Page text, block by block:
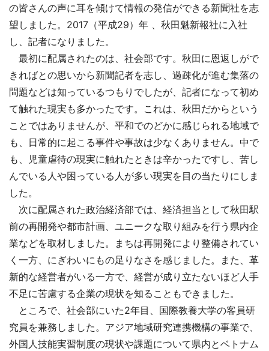
の皆さんの声に耳を傾けて情報の発信ができる新聞社を志
望しました。2017（平成29）年 、秋田魁新報社に入社
し、記者になりました。
最初に配属されたのは、社会部です。秋田に恩返しがで
きればとの思いから新聞記者を志し、過疎化が進む集落の
問題などは知っているつもりでしたが、記者になって初め
て触れた現実も多かったです。これは、秋田だからという
ことではありませんが、平和でのどかに感じられる地域で
も、日常的に起こる事件や事故は少なくありません。中で
も、児童虐待の現実に触れたときは辛かったですし、苦し
んでいる人や困っている人が多い現実を目の当たりにしま
した。
次に配属された政治経済部では、経済担当として秋田駅
前の再開発や都市計画、ユニークな取り組みを行う県内企
業などを取材しました。まちは再開発により整備されてい
く一方、にぎわいにもの足りなさを感じました。また、革
新的な経営者がいる一方で、経営が成り立たないほど人手
不足に苦慮する企業の現状を知ることもできました。
ところで、社会部にいた2年目、国際教養大学の客員研
究員を兼務しました。アジア地域研究連携機構の事業で、
外国人技能実習制度の現状や課題について県内とベトナム